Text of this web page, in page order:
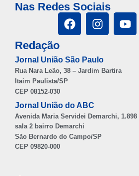
Nas Redes Sociais
Redação
Jornal União São Paulo
Rua Nara Leão, 38 – Jardim Bartira
Itaim Paulista/SP
CEP 08152-030
Jornal União do ABC
Avenida Maria Servidei Demarchi, 1.898
sala 2 bairro Demarchi
São Bernardo do Campo/SP
CEP 09820-000